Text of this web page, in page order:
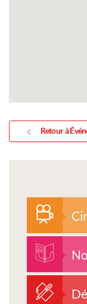
Retour à